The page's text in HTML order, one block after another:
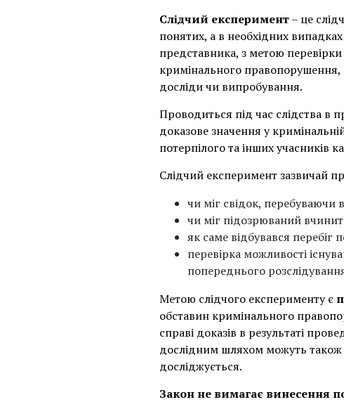
Слідчий експеримент– це
понятих, а в необхідних випадках
представника, з метою
кримінального правопорушення,
досліди чи випробування.
Проводиться під час слідства в
доказове значення у
потерпілого та інших учасників
Слідчий експеримент зазвичай
чи міг свідок, перебуваючи
чи міг підозрюваний
як саме відбувався перебіг
перевірка можливості
попереднього
Метою слідчого експерименту є
обставин кримінального
справі доказів в результаті
дослідним шляхом можуть також
досліджується.
Закон не вимагає винесення